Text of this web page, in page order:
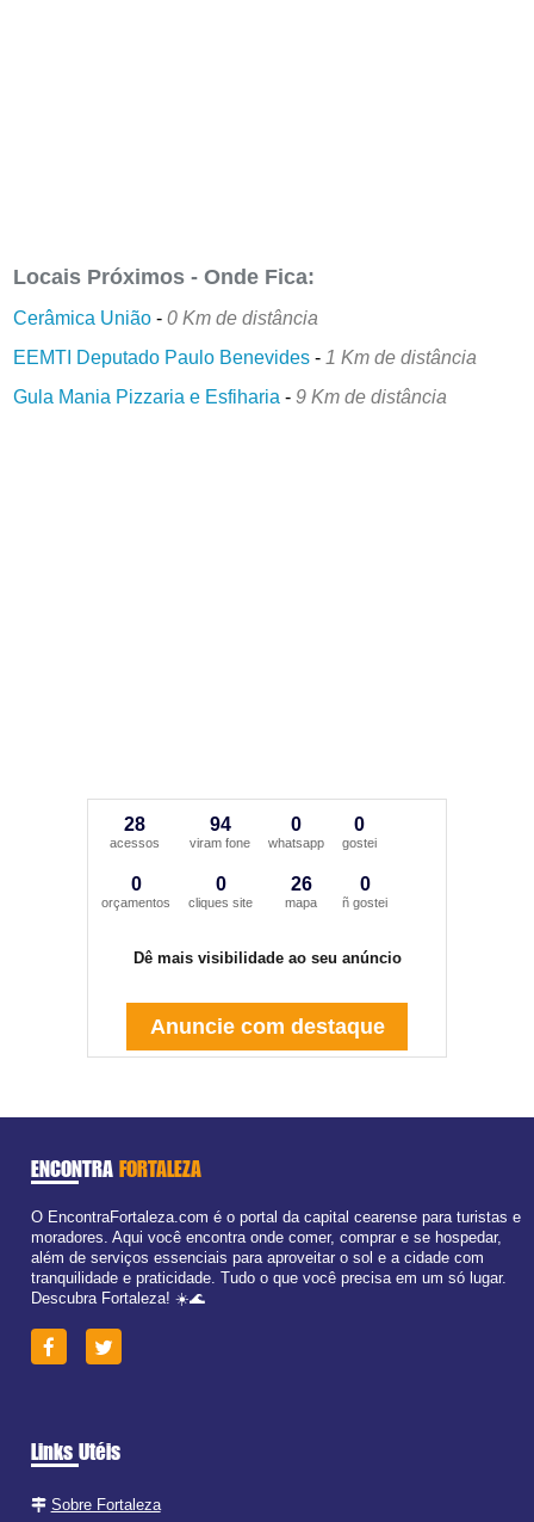
Locais Próximos - Onde Fica:
Cerâmica União -0 Km de distância
EEMTI Deputado Paulo Benevides - 1 Km de distância
Gula Mania Pizzaria e Esfiharia -9 Km de distância
28
acessos
94
viram fone
0
whatsapp
0
gostei
0
orçamentos
0
cliques site
26
mapa
0
ñ gostei
Dê mais visibilidade ao seu anúncio
Anuncie com destaque
ENCONTRA FORTALEZA
O EncontraFortaleza.com é o portal da capital cearense para turistas e
moradores. Aqui você encontra onde comer, comprar e se hospedar,
além de serviços essenciais para aproveitar o sol e a cidade com
tranquilidade e praticidade. Tudo o que você precisa em um só lugar.
Descubra Fortaleza! ☀️🌊
Links Utéis
Sobre Fortaleza